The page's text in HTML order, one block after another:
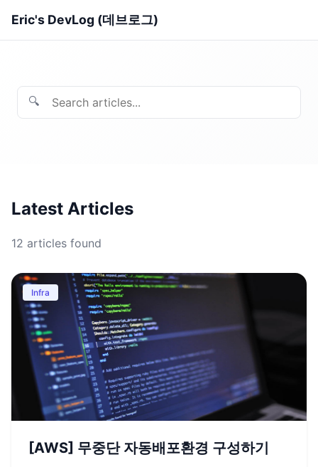
Eric's DevLog (데브로그)
🔍
Latest Articles
12 articles found
Infra
[AWS] 무중단 자동배포환경 구성하기